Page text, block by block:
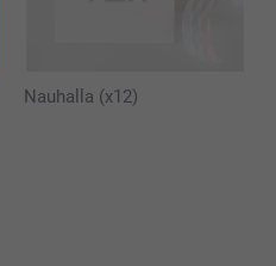
Nauhalla (x12)